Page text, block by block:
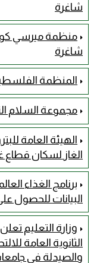
شاغرة
شاغرة
المنظمة
مجموعة السلام
الهيئة العامة
الغاز لسكان قطاع
البيانات للحصول
وزارة التعليم
الثانوية العامة
والصيدلة في